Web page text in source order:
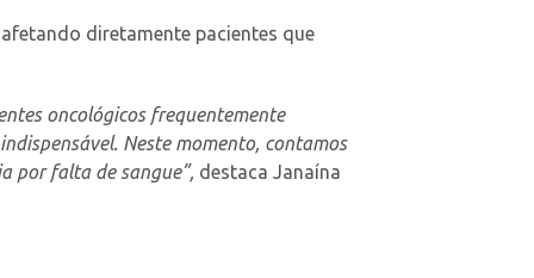
diretamente pacientes que
oncológicos frequentemente
Neste momento, contamos
por falta de sangue”, destaca Janaína